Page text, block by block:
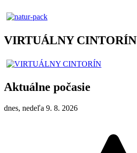
VIRTUÁLNY CINTORÍN
Aktuálne počasie
dnes, nedeľa 9. 8. 2026